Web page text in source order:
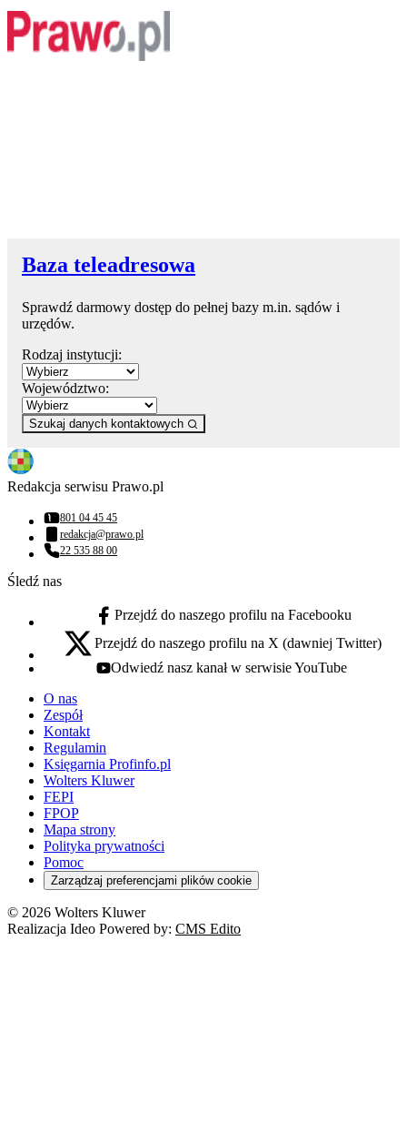
Baza teleadresowa
Sprawdź darmowy dostęp do pełnej bazy m.in. sądów i
urzędów.
Rodzaj instytucji:
Województwo:
Szukaj danych kontaktowych
Redakcja serwisu Prawo.pl
Numer telefonu:
801 04 45 45
Adres email:
redakcja@prawo.pl
Numer telefonu:
22 535 88 00
Śledź nas
facebook - otwiera się w nowej karcie
Przejdź do naszego profilu na Facebooku
x - otwiera się w nowej karcie
Przejdź do naszego profilu na X (dawniej Twitter)
youtube - otwiera się w nowej karcie
Odwiedź nasz kanał w serwisie YouTube
O nas
Zespół
Kontakt
Regulamin
Księgarnia Profinfo.pl
Wolters Kluwer
FEPI
FPOP
Mapa strony
Polityka prywatności
Pomoc
Zarządzaj preferencjami plików cookie
© 2026 Wolters Kluwer
Realizacja Ideo Powered by: CMS Edito